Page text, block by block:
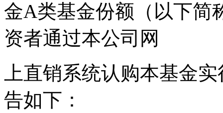
金A类基金份额（以下简
资者通过本公司网
上直销系统认购本基金
告如下：